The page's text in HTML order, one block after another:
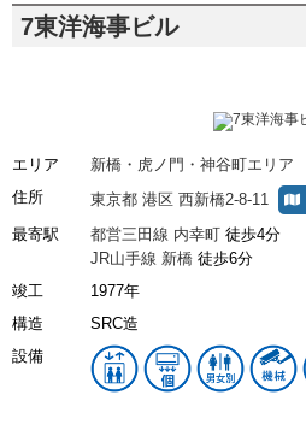
7東洋海事ビル
エリア
新橋・虎ノ門・神谷町エリア
住所
東京都 港区 西新橋2-8-11
最寄駅 都営三田線 内幸町 徒歩4分
JR山手線 新橋 徒歩6分
竣工
1977年
構造
SRC造
設備